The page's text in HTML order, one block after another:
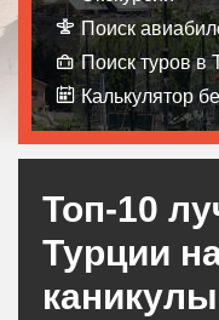
Поиск
Поиск туров в
Калькулятор
Топ-10
Турции
каникулы